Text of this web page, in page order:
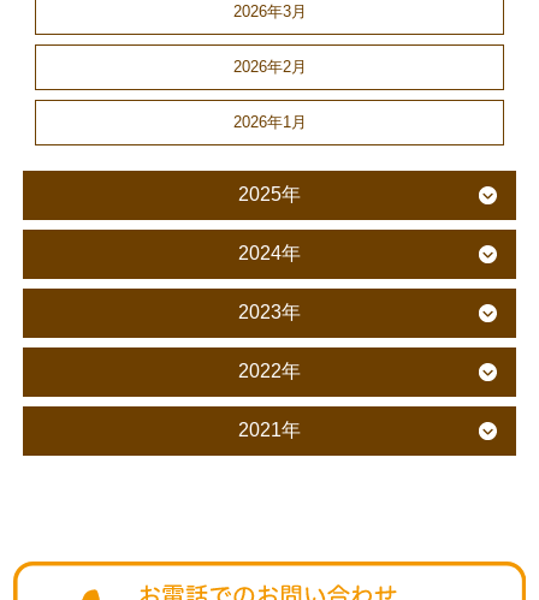
2026年3月
2026年2月
2026年1月
2025年
2024年
2023年
2022年
2021年